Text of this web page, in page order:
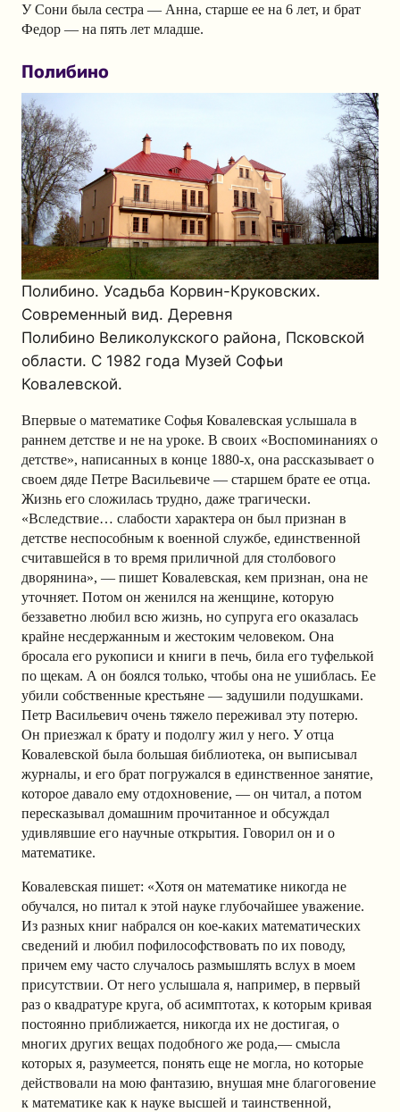
У Сони была сестра — Анна, старше ее на 6 лет, и брат
Федор — на пять лет младше.
Полибино
Полибино. Усадьба Корвин-Круковских.
Современный вид. Деревня
Полибино Великолукского района, Псковской
области. С 1982 года Музей Софьи
Ковалевской.
Впервые о математике Софья Ковалевская услышала в
раннем детстве и не на уроке. В своих «Воспоминаниях о
детстве», написанных в конце 1880-х, она рассказывает о
своем дяде Петре Васильевиче — старшем брате ее отца.
Жизнь его сложилась трудно, даже трагически.
«Вследствие… слабости характера он был признан в
детстве неспособным к военной службе, единственной
считавшейся в то время приличной для столбового
дворянина», — пишет Ковалевская, кем признан, она не
уточняет. Потом он женился на женщине, которую
беззаветно любил всю жизнь, но супруга его оказалась
крайне несдержанным и жестоким человеком. Она
бросала его рукописи и книги в печь, била его туфелькой
по щекам. А он боялся только, чтобы она не ушиблась. Ее
убили собственные крестьяне — задушили подушками.
Петр Васильевич очень тяжело переживал эту потерю.
Он приезжал к брату и подолгу жил у него. У отца
Ковалевской была большая библиотека, он выписывал
журналы, и его брат погружался в единственное занятие,
которое давало ему отдохновение, — он читал, а потом
пересказывал домашним прочитанное и обсуждал
удивлявшие его научные открытия. Говорил он и о
математике.
Ковалевская пишет: «Хотя он математике никогда не
обучался, но питал к этой науке глубочайшее уважение.
Из разных книг набрался он кое-каких математических
сведений и любил пофилософствовать по их поводу,
причем ему часто случалось размышлять вслух в моем
присутствии. От него услышала я, например, в первый
раз о квадратуре круга, об асимптотах, к которым кривая
постоянно приближается, никогда их не достигая, о
многих других вещах подобного же рода,— смысла
которых я, разумеется, понять еще не могла, но которые
действовали на мою фантазию, внушая мне благоговение
к математике как к науке высшей и таинственной,